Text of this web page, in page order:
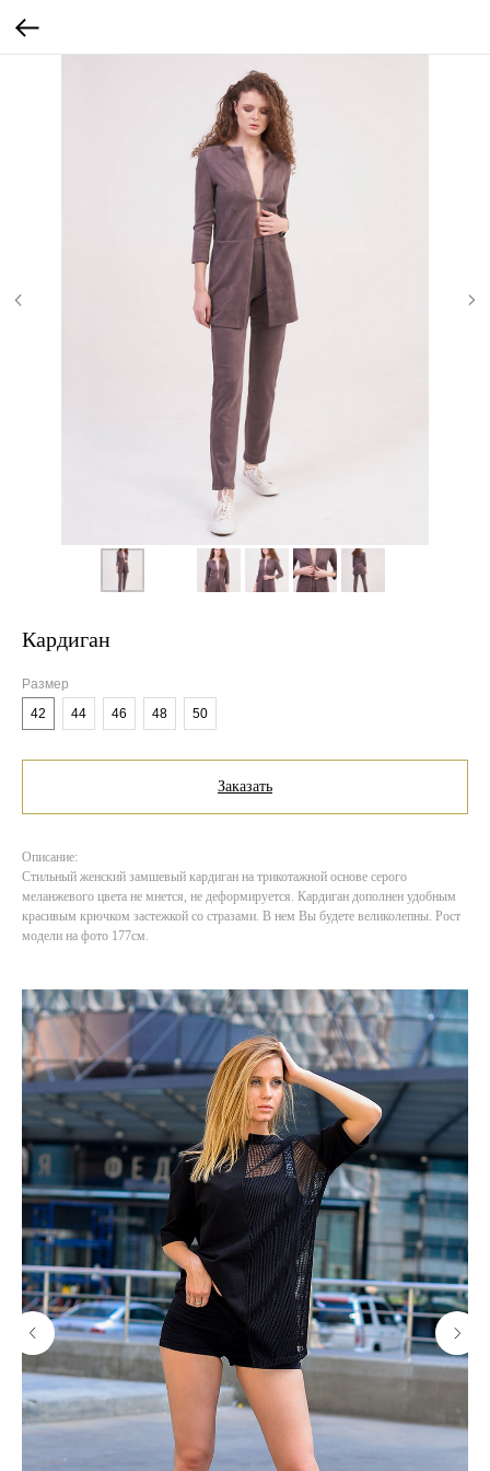
Кардиган
Размер
42
44 46 48 50
Заказать
Описание:
Стильный женский замшевый кардиган на трикотажной основе серого
меланжевого цвета не мнется, не деформируется. Кардиган дополнен удобным
красивым крючком застежкой со стразами. В нем Вы будете великолепны. Рост
модели на фото 177см.